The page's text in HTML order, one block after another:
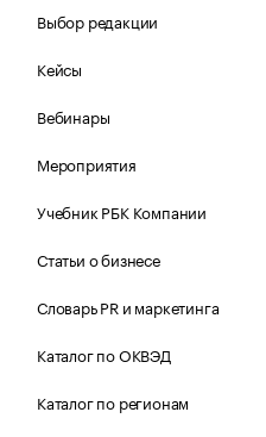
Выбор редакции
Кейсы
Вебинары
Мероприятия
Учебник РБК Компании
Статьи о бизнесе
Словарь PR и маркетинга
Каталог по ОКВЭД
Каталог по регионам